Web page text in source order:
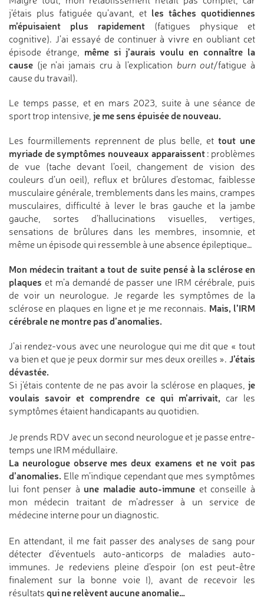
j’étais plus fatiguée qu’avant, et les tâches quotidiennes
m’épuisaient plus rapidement (fatigues physique et
cognitive). J’ai essayé de continuer à vivre en oubliant cet
épisode étrange, même si j’aurais voulu en connaître la
cause (je n’ai jamais cru à l’explication burn out/fatigue à
cause du travail).
Le temps passe, et en mars 2023, suite à une séance de
sport trop intensive, je me sens épuisée de nouveau.
Les fourmillements reprennent de plus belle, et tout une
myriade de symptômes nouveaux apparaissent : problèmes
de vue (tache devant l’oeil, changement de vision des
couleurs d’un oeil), reflux et brûlures d’estomac, faiblesse
musculaire générale, tremblements dans les mains, crampes
musculaires, difficulté à lever le bras gauche et la jambe
gauche, sortes d’hallucinations visuelles, vertiges,
sensations de brûlures dans les membres, insomnie, et
même un épisode qui ressemble à une absence épileptique…
Mon médecin traitant a tout de suite pensé à la sclérose en
plaques et m’a demandé de passer une IRM cérébrale, puis
de voir un neurologue. Je regarde les symptômes de la
sclérose en plaques en ligne et je me reconnais. Mais, l’IRM
cérébrale ne montre pas d’anomalies.
J’ai rendez-vous avec une neurologue qui me dit que « tout
va bien et que je peux dormir sur mes deux oreilles ». J’étais
dévastée.
Si j’étais contente de ne pas avoir la sclérose en plaques, je
voulais savoir et comprendre ce qui m’arrivait, car les
symptômes étaient handicapants au quotidien.
Je prends RDV avec un second neurologue et je passe entre-
temps une IRM médullaire.
La neurologue observe mes deux examens et ne voit pas
d’anomalies. Elle m’indique cependant que mes symptômes
lui font penser à une maladie auto-immune et conseille à
mon médecin traitant de m’adresser à un service de
médecine interne pour un diagnostic.
En attendant, il me fait passer des analyses de sang pour
détecter d’éventuels auto-anticorps de maladies auto-
immunes. Je redeviens pleine d’espoir (on est peut-être
finalement sur la bonne voie !), avant de recevoir les
résultats qui ne relèvent aucune anomalie…